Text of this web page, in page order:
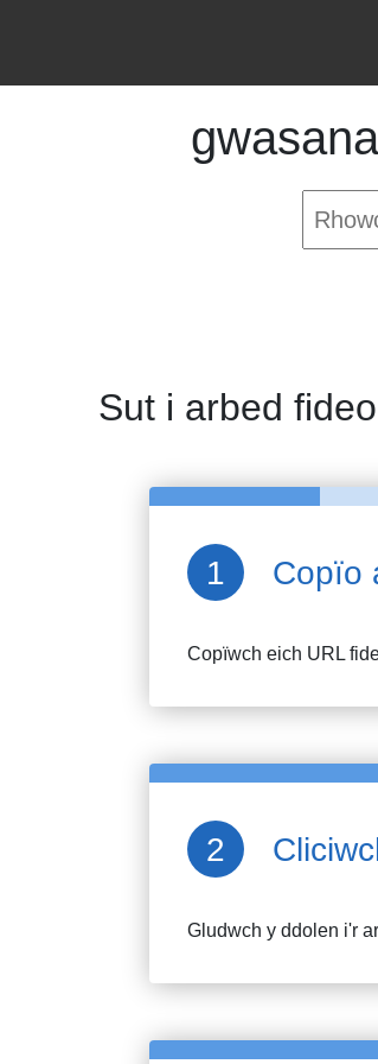
Sut i arbed
Copïo
Copïwch eich URL
Gludwch y ddolen i'r